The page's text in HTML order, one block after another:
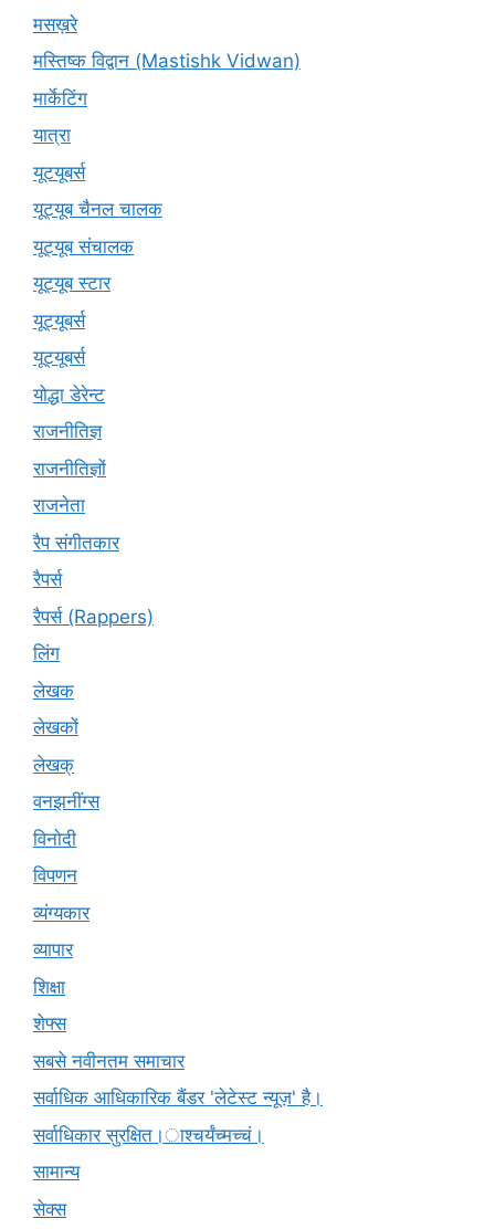
मसख़रे
मस्तिष्क विद्वान (Mastishk Vidwan)
मार्केटिंग
यात्रा
यूटयूबर्स
यूट्यूब चैनल चालक
यूट्यूब संचालक
यूट्यूब स्टार
यूट्‍यूबर्स
यूट्यूबर्स
योद्धा डेरेन्ट
राजनीतिज्ञ
राजनीतिज्ञों
राजनेता
रैप संगीतकार
रैपर्स
रैपर्स (Rappers)
लिंग
लेखक
लेखकों
लेखक्
वनझनींग्स
विनोदी
विपणन
व्यंग्यकार
व्यापार
शिक्षा
शेफ्स
सबसे नवीनतम समाचार
सर्वाधिक आधिकारिक बैंडर 'लेटेस्ट न्यूज़' है।
सर्वाधिकार सुरक्षित।ाश्चर्यंच्मच्चं।
सामान्य
सेक्स